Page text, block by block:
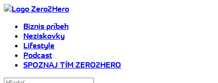
Biznis príbeh
Neziskovky
Lifestyle
Podcast
SPOZNAJ TÍM ZERO2HERO